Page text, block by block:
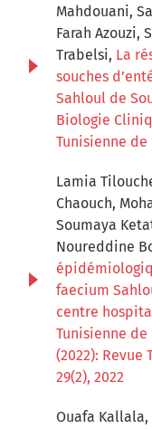
Mahdouani,
Farah Azouzi,
Trabelsi, La
souches
Sahloul de
Biologie
Tunisienne de
Lamia
Chaouch,
Soumaya
Noureddine
faecium
centre
Tunisienne de
(2022):
29(2), 2022
Ouafa